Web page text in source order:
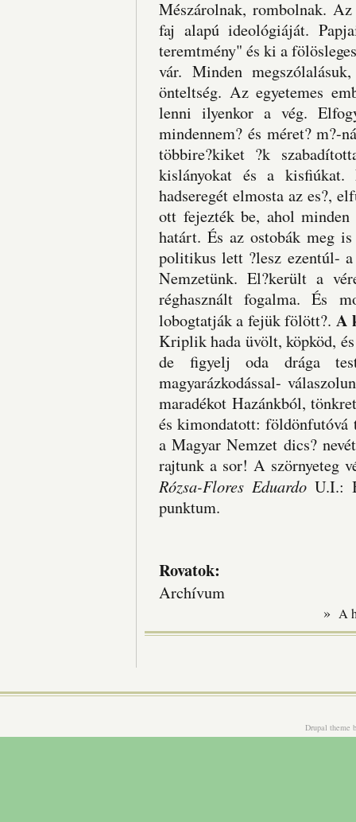
Mészárolnak, rombolnak.
faj alapú ideológiáját.
teremtmény" és ki a
vár. Minden
önteltség. Az egyetemes
lenni ilyenkor a vég.
mindennem? és méret? m?-
többire?kiket ?k
kislányokat és a kisfiúkat.
hadseregét elmosta az es?,
ott fejezték be, ahol
határt. És az ostobák meg
politikus lett ?lesz ezentúl- a
Nemzetünk. El?került a
réghasznált fogalma. És
lobogtatják a fejük fölött?. A
Kriplik hada üvölt, köpköd, és
de figyelj oda drága
magyarázkodással-
maradékot Hazánkból,
és kimondatott:
a Magyar Nemzet dics?
rajtunk a sor! A szörnyeteg
Rózsa-Flores EduardoU.I.:
punktum.
Rovatok:
Archívum
» A
Drupal theme